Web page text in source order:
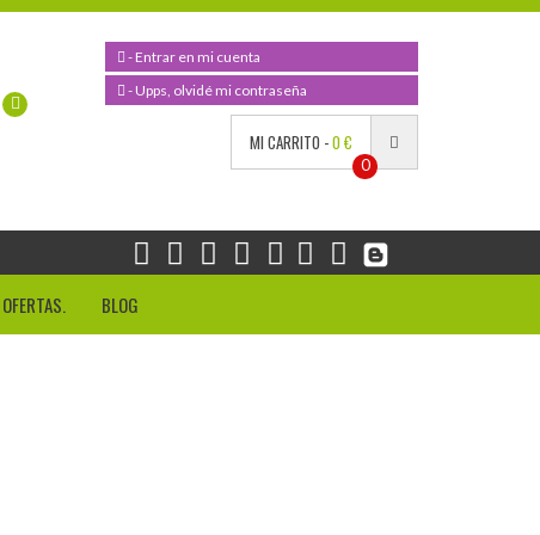
- Entrar en mi cuenta
- Upps, olvidé mi contraseña
MI CARRITO -0 €
0
OFERTAS. BLOG